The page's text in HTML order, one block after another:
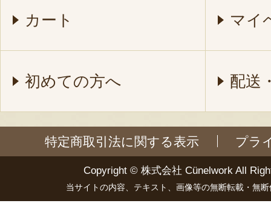
カート マイ
初めての方へ 配送
特定商取引法に関する表示 プラ
Copyright © 株式会社 Cünelwork All
当サイトの内容、テキスト、画像等の無断転載・無